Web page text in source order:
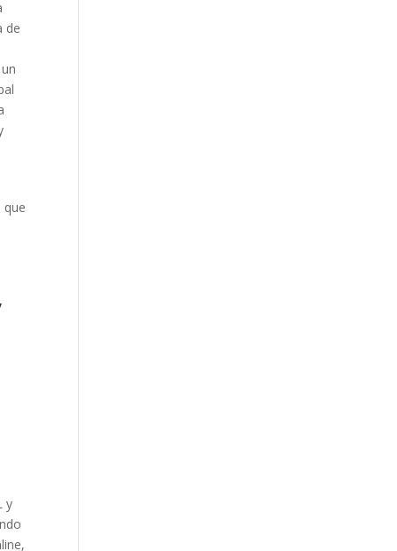
de
que
y